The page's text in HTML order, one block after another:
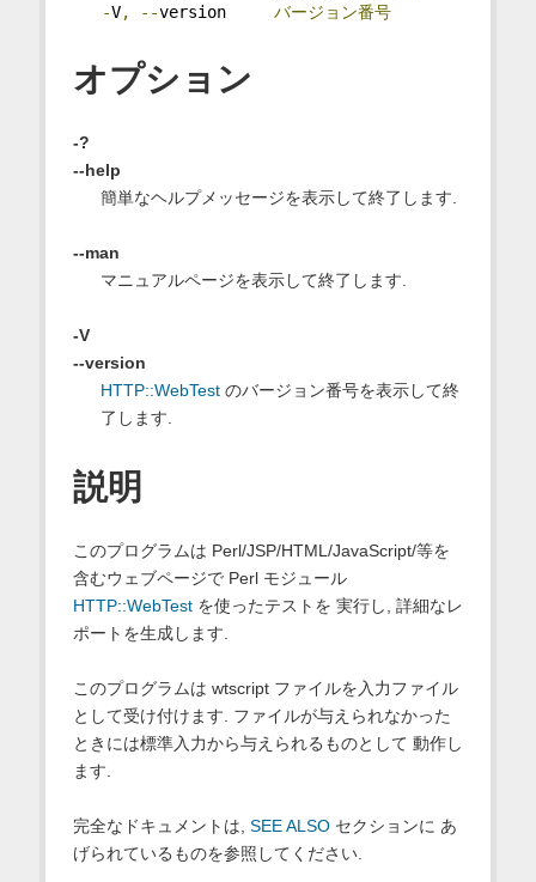
-V, --version バージョン番号
オプション
-?
--help
簡単なヘルプメッセージを表示して終了します.
--man
マニュアルページを表示して終了します.
-V
--version
HTTP::WebTestのバージョン番号を表示して終
了します.
説明
このプログラムは Perl/JSP/HTML/JavaScript/等を
含むウェブページで Perl モジュール
HTTP::WebTestを使ったテストを 実行し, 詳細なレ
ポートを生成します.
このプログラムは wtscript ファイルを入力ファイル
として受け付けます. ファイルが与えられなかった
ときには標準入力から与えられるものとして 動作し
ます.
完全なドキュメントは, SEE ALSOセクションに あ
げられているものを参照してください.